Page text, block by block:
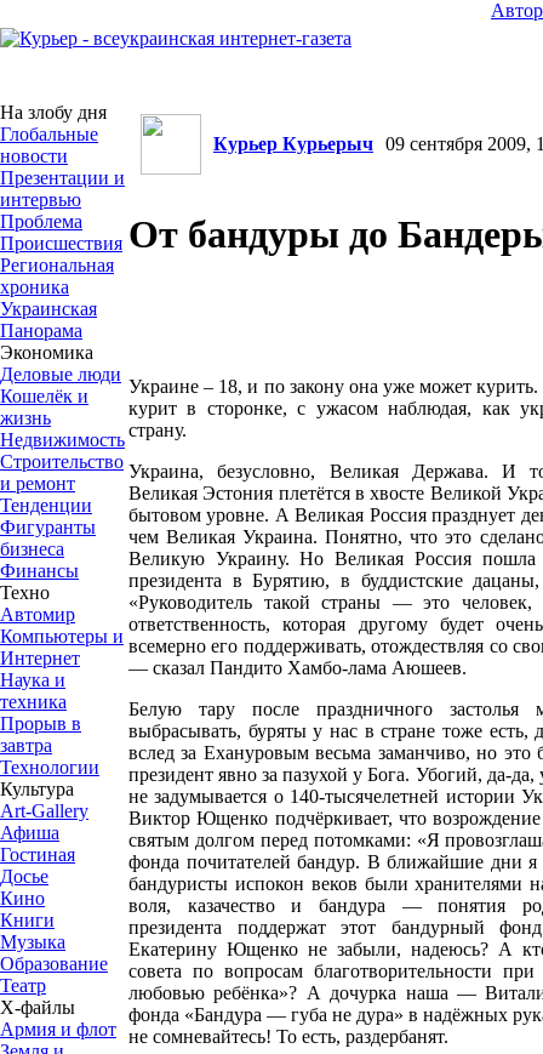
На злобу дня
Глобальные
новости
Презентации и
интервью
Проблема
Происшествия
Региональная
хроника
Украинская
Панорама
Экономика
Деловые люди
Кошелёк и
жизнь
Недвижимость
Строительство
и ремонт
Тенденции
Фигуранты
бизнеса
Финансы
Техно
Автомир
Компьютеры и
Интернет
Наука и
техника
Прорыв в
завтра
Технологии
Культура
Art-Gallery
Афиша
Гостиная
Досье
Кино
Книги
Музыка
Образование
Театр
Х-файлы
Армия и флот
Курьер Курьерыч 09 сентября 2009,
От бандуры до
Украине – 18, и по закону она уже может
курит в сторонке, с ужасом наблюдая, как
страну.
Украина, безусловно, Великая Держава. И
Великая Эстония плетётся в хвосте Великой
бытовом уровне. А Великая Россия празднует
чем Великая Украина. Понятно, что это
Великую Украину. Но Великая Россия
президента в Бурятию, в буддистские
«Руководитель такой страны — это
ответственность, которая другому будет
всемерно его поддерживать, отождествляя со
— сказал Пандито Хамбо-лама Аюшеев.
Белую тару после праздничного
выбрасывать, буряты у нас в стране тоже есть,
вслед за Ехануровым весьма заманчиво, но
президент явно за пазухой у Бога. Убогий, да-
не задумывается о 140-тысячелетней истории
Виктор Ющенко подчёркивает, что
святым долгом перед потомками: «Я
фонда почитателей бандур. В ближайшие дни я
бандуристы испокон веков были хранителями
воля, казачество и бандура — понятия
президента поддержат этот бандурный
Екатерину Ющенко не забыли, надеюсь? А
совета по вопросам благотворительности
любовью ребёнка»? А дочурка наша —
фонда «Бандура — губа не дура» в надёжных
не сомневайтесь! То есть, раздербанят.